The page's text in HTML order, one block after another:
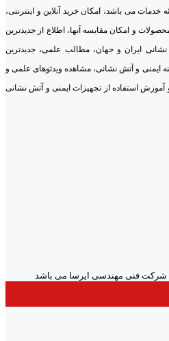
خدمات می باشد، امکان خرید آنلاین و اینترنتی،
و امکان مقایسه آنها، اطلاع از جدیدترین
نشانی ایران و جهان، مطالب علمی، جدیدترین
ایمنی و آتش نشانی، مشاهده ویدئوهای علمی و
استفاده از تجهیزات ایمنی و آتش نشانی
شرکت فنی مهندسی ایرسا می باشد